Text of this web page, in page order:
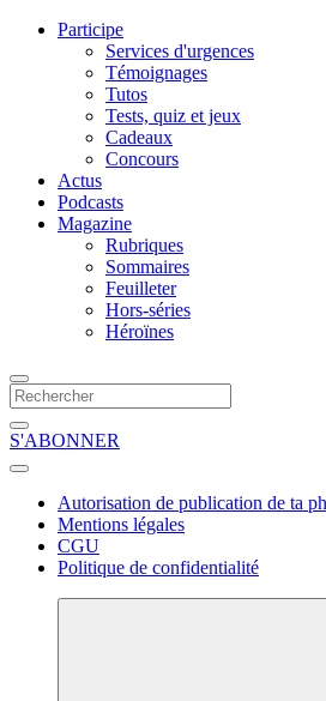
Participe
Services d'urgences
Témoignages
Tutos
Tests, quiz et jeux
Cadeaux
Concours
Actus
Podcasts
Magazine
Rubriques
Sommaires
Feuilleter
Hors-séries
Héroïnes
S'ABONNER
Autorisation de publication de ta
Mentions légales
CGU
Politique de confidentialité